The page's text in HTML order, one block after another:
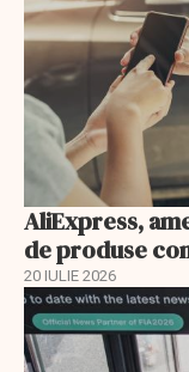
AliExpress,
de produse
20 IULIE 2026